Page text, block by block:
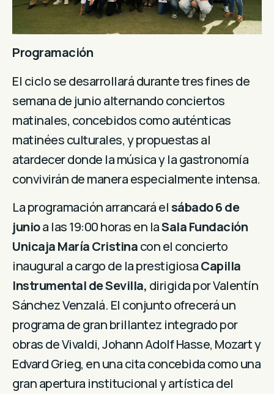
Programación
El ciclo se desarrollará durante tres fines de
semana de junio alternando conciertos
matinales, concebidos como auténticas
matinées culturales, y propuestas al
atardecer donde la música y la gastronomía
convivirán de manera especialmente intensa.
La programación arrancará elsábado 6 de
junioa las 19:00 horas en laSala Fundación
Unicaja María Cristinacon el concierto
inaugural a cargo de la prestigiosaCapilla
Instrumental de Sevilla, dirigida por Valentín
Sánchez Venzalá. El conjunto ofrecerá un
programa de gran brillantez integrado por
obras de Vivaldi, Johann Adolf Hasse, Mozart y
Edvard Grieg, en una cita concebida como una
gran apertura institucional y artística del